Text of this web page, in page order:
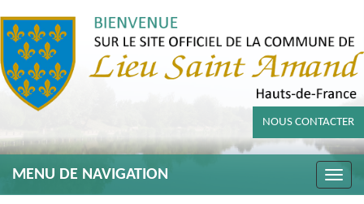
NOUS CONTACTER
Toggle
MENU DE NAVIGATION